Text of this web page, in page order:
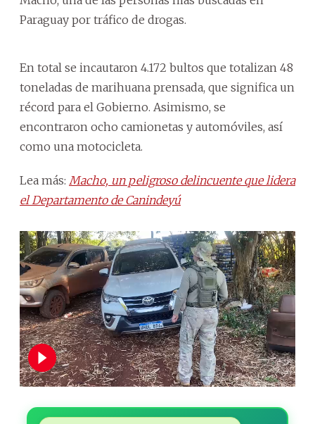
Paraguay por tráfico de drogas.
En total se incautaron 4.172 bultos que totalizan 48
toneladas de marihuana prensada, que significa un
récord para el Gobierno. Asimismo, se
encontraron ocho camionetas y automóviles, así
como una motocicleta.
Lea más: Macho, un peligroso delincuente que lidera
el Departamento de Canindeyú